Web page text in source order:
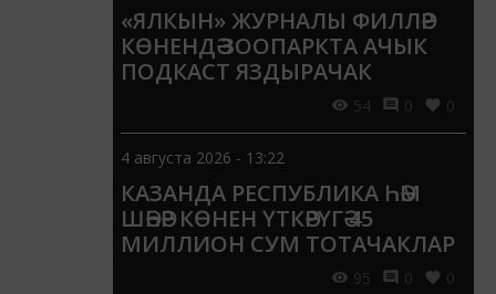
«ЯЛКЫН» ЖУРНАЛЫ ФИЛЛӘР
КӨНЕНДӘ ЗООПАРКТА АЧЫК
ПОДКАСТ ЯЗДЫРАЧАК
54 0 0
4 августа 2026 - 13:22
КАЗАНДА РЕСПУБЛИКА ҺӘМ
ШӘҺӘР КӨНЕН ҮТКӘРҮГӘ 45
МИЛЛИОН СУМ ТОТАЧАКЛАР
95 0 0